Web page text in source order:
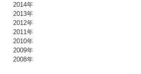
2014年
2013年
2012年
2011年
2010年
2009年
2008年